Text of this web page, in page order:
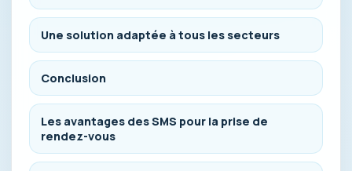
Une solution adaptée à tous les secteurs
Conclusion
Les avantages des SMS pour la prise de
rendez-vous